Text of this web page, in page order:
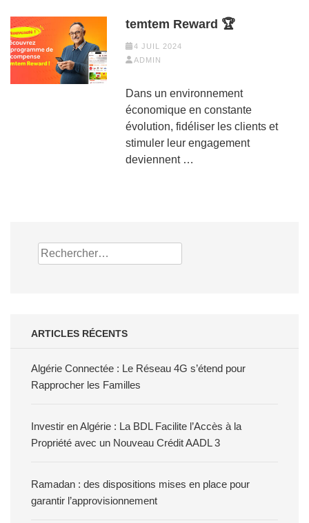
temtem Reward 🏆
4 JUIL 2024
ADMIN
Dans un environnement
économique en constante
évolution, fidéliser les clients et
stimuler leur engagement
deviennent …
Rechercher :
ARTICLES RÉCENTS
Algérie Connectée : Le Réseau 4G s’étend pour
Rapprocher les Familles
Investir en Algérie : La BDL Facilite l’Accès à la
Propriété avec un Nouveau Crédit AADL 3
Ramadan : des dispositions mises en place pour
garantir l’approvisionnement